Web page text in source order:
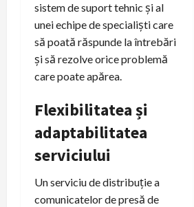
sistem de suport tehnic și al
unei echipe de specialiști care
să poată răspunde la întrebări
și să rezolve orice problemă
care poate apărea.
Flexibilitatea și
adaptabilitatea
serviciului
Un serviciu de distribuție a
comunicatelor de presă de